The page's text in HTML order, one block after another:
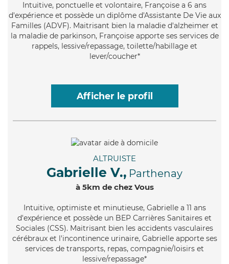
Intuitive, ponctuelle et volontaire, Françoise a 6 ans
d'expérience et possède un diplôme d'Assistante De Vie aux
Familles (ADVF). Maitrisant bien la maladie d'alzheimer et
la maladie de parkinson, Françoise apporte ses services de
rappels, lessive/repassage, toilette/habillage et
lever/coucher*
Afficher le profil
ALTRUISTE
Gabrielle V., Parthenay
à 5km de chez Vous
Intuitive, optimiste et minutieuse, Gabrielle a 11 ans
d'expérience et possède un BEP Carrières Sanitaires et
Sociales (CSS). Maitrisant bien les accidents vasculaires
cérébraux et l'incontinence urinaire, Gabrielle apporte ses
services de transports, repas, compagnie/loisirs et
lessive/repassage*